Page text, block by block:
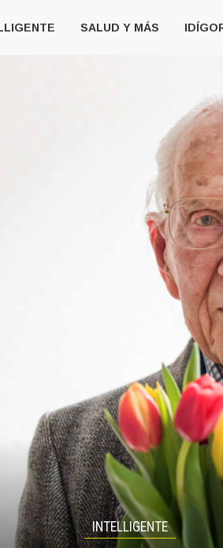
SALUD Y MÁS
INTELLIGENTE